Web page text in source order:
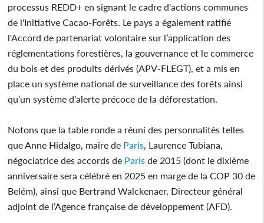
processus REDD+ en signant le cadre d'actions communes
de l'Initiative Cacao-Forêts. Le pays a également ratifié
l'Accord de partenariat volontaire sur l’application des
réglementations forestières, la gouvernance et le commerce
du bois et des produits dérivés (APV-FLEGT), et a mis en
place un système national de surveillance des forêts ainsi
qu’un système d’alerte précoce de la déforestation.
Notons que la table ronde a réuni des personnalités telles
que Anne Hidalgo, maire de Paris , Laurence Tubiana,
négociatrice des accords de Paris de 2015 (dont le dixième
anniversaire sera célébré en 2025 en marge de la COP 30 de
Belém), ainsi que Bertrand Walckenaer, Directeur général
adjoint de l’Agence française de développement (AFD).